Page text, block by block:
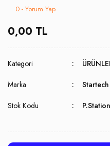
0 - Yorum Yap
0,00 TL
Kategori
Marka Startech
Stok Kodu